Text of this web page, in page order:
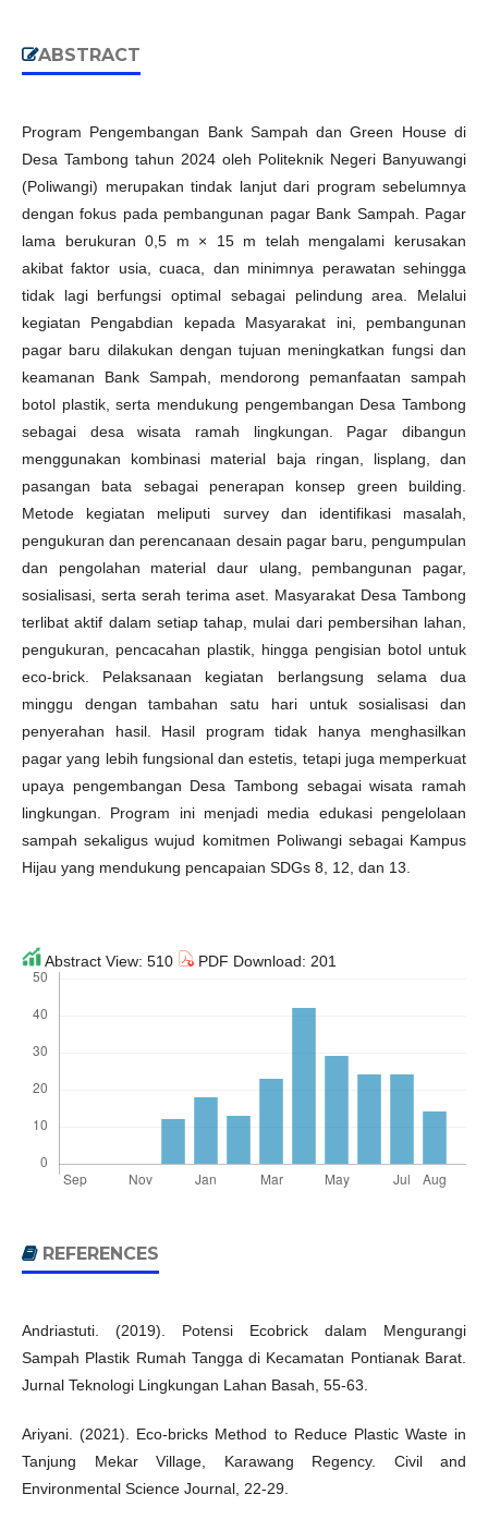
ABSTRACT
Program Pengembangan Bank Sampah dan Green House di
Desa Tambong tahun 2024 oleh Politeknik Negeri Banyuwangi
(Poliwangi) merupakan tindak lanjut dari program sebelumnya
dengan fokus pada pembangunan pagar Bank Sampah. Pagar
lama berukuran 0,5 m × 15 m telah mengalami kerusakan
akibat faktor usia, cuaca, dan minimnya perawatan sehingga
tidak lagi berfungsi optimal sebagai pelindung area. Melalui
kegiatan Pengabdian kepada Masyarakat ini, pembangunan
pagar baru dilakukan dengan tujuan meningkatkan fungsi dan
keamanan Bank Sampah, mendorong pemanfaatan sampah
botol plastik, serta mendukung pengembangan Desa Tambong
sebagai desa wisata ramah lingkungan. Pagar dibangun
menggunakan kombinasi material baja ringan, lisplang, dan
pasangan bata sebagai penerapan konsep green building.
Metode kegiatan meliputi survey dan identifikasi masalah,
pengukuran dan perencanaan desain pagar baru, pengumpulan
dan pengolahan material daur ulang, pembangunan pagar,
sosialisasi, serta serah terima aset. Masyarakat Desa Tambong
terlibat aktif dalam setiap tahap, mulai dari pembersihan lahan,
pengukuran, pencacahan plastik, hingga pengisian botol untuk
eco-brick. Pelaksanaan kegiatan berlangsung selama dua
minggu dengan tambahan satu hari untuk sosialisasi dan
penyerahan hasil. Hasil program tidak hanya menghasilkan
pagar yang lebih fungsional dan estetis, tetapi juga memperkuat
upaya pengembangan Desa Tambong sebagai wisata ramah
lingkungan. Program ini menjadi media edukasi pengelolaan
sampah sekaligus wujud komitmen Poliwangi sebagai Kampus
Hijau yang mendukung pencapaian SDGs 8, 12, dan 13.
Abstract View: 510 PDF Download: 201
REFERENCES
Andriastuti. (2019). Potensi Ecobrick dalam Mengurangi
Sampah Plastik Rumah Tangga di Kecamatan Pontianak Barat.
Jurnal Teknologi Lingkungan Lahan Basah, 55-63.
Ariyani. (2021). Eco-bricks Method to Reduce Plastic Waste in
Tanjung Mekar Village, Karawang Regency. Civil and
Environmental Science Journal, 22-29.